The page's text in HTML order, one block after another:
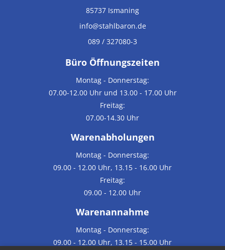
85737 Ismaning
info@stahlbaron.de
089 / 327080-3
Büro Öffnungszeiten
Montag - Donnerstag:
07.00-12.00 Uhr und 13.00 - 17.00 Uhr
Freitag:
07.00-14.30 Uhr
Warenabholungen
Montag - Donnerstag:
09.00 - 12.00 Uhr, 13.15 - 16.00 Uhr
Freitag:
09.00 - 12.00 Uhr
Warenannahme
Montag - Donnerstag:
09.00 - 12.00 Uhr, 13.15 - 15.00 Uhr